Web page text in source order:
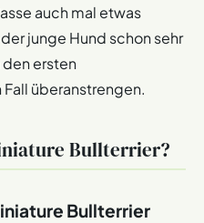
auch mal etwas
junge Hund schon sehr
den ersten
überanstrengen.
Bullterrier?
Bullterrier